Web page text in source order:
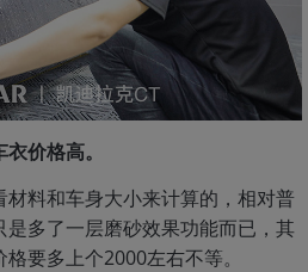
价格高。
料和车身大小来计算的，相对普
多了一层磨砂效果功能而已，其
要多上个2000左右不等。